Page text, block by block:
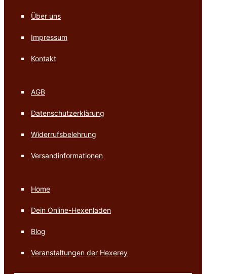
Über uns
Impressum
Kontakt
AGB
Datenschutzerklärung
Widerrufsbelehrung
Versandinformationen
Home
Dein Online-Hexenladen
Blog
Veranstaltungen der Hexerey